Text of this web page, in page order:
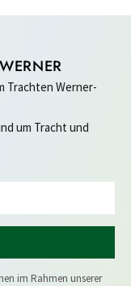
Trachten Werner-
um Tracht und
im Rahmen unserer